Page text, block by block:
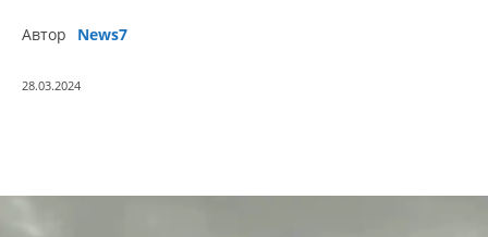
Автор News7
28.03.2024